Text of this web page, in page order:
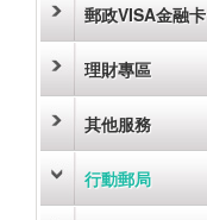
郵政VISA金融卡
理財專區
其他服務
行動郵局